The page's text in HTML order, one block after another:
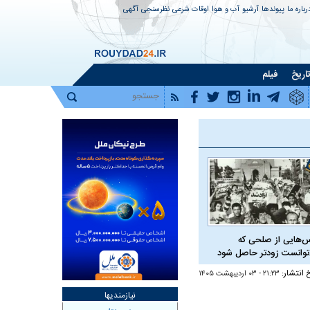
ما پیوندها آرشیو آب و هوا اوقات شرعی نظرسنجی آگهی
تاریخ فیلم
از صلحی که
زودتر حاصل شود
انتشار: ۲۱:۲۳ - ۰۳ ارديبهشت ۱۴۰۵
نیازمندیها